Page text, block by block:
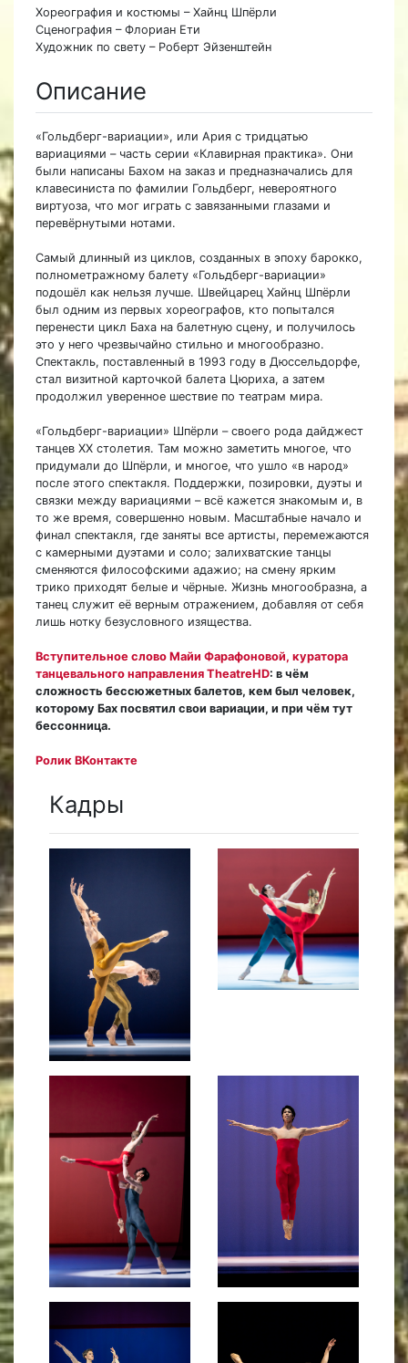
Хореография и костюмы – Хайнц Шпёрли
Сценография – Флориан Ети
Художник по свету – Роберт Эйзенштейн
Описание
«Гольдберг-вариации», или Ария с тридцатью
вариациями – часть серии «Клавирная практика». Они
были написаны Бахом на заказ и предназначались для
клавесиниста по фамилии Гольдберг, невероятного
виртуоза, что мог играть с завязанными глазами и
перевёрнутыми нотами.
Самый длинный из циклов, созданных в эпоху барокко,
полнометражному балету «Гольдберг-вариации»
подошёл как нельзя лучше. Швейцарец Хайнц Шпёрли
был одним из первых хореографов, кто попытался
перенести цикл Баха на балетную сцену, и получилось
это у него чрезвычайно стильно и многообразно.
Спектакль, поставленный в 1993 году в Дюссельдорфе,
стал визитной карточкой балета Цюриха, а затем
продолжил уверенное шествие по театрам мира.
«Гольдберг-вариации» Шпёрли – своего рода дайджест
танцев XX столетия. Там можно заметить многое, что
придумали до Шпёрли, и многое, что ушло «в народ»
после этого спектакля. Поддержки, позировки, дуэты и
связки между вариациями – всё кажется знакомым и, в
то же время, совершенно новым. Масштабные начало и
финал спектакля, где заняты все артисты, перемежаются
с камерными дуэтами и соло; залихватские танцы
сменяются философскими адажио; на смену ярким
трико приходят белые и чёрные. Жизнь многообразна, а
танец служит её верным отражением, добавляя от себя
лишь нотку безусловного изящества.
Вступительное слово Майи Фарафоновой, куратора
танцевального направления TheatreHD: в чём
сложность бессюжетных балетов, кем был человек,
которому Бах посвятил свои вариации, и при чём тут
бессонница.
Ролик ВКонтакте
Кадры